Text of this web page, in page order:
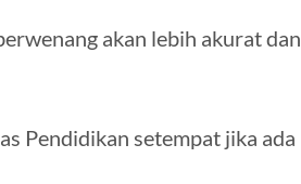
akan lebih akurat dan
Pendidikan setempat jika ada